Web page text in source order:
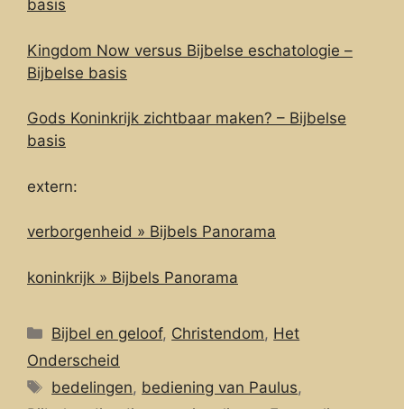
basis
Kingdom Now versus Bijbelse eschatologie –
Bijbelse basis
Gods Koninkrijk zichtbaar maken? – Bijbelse
basis
extern:
verborgenheid » Bijbels Panorama
koninkrijk » Bijbels Panorama
Categorieën
Bijbel en geloof, Christendom, Het
Onderscheid
Tags
bedelingen, bediening van Paulus,